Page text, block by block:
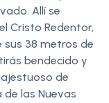
Allí se
Cristo Redentor,
sus 38 metros de
bendecido y
de
las Nuevas